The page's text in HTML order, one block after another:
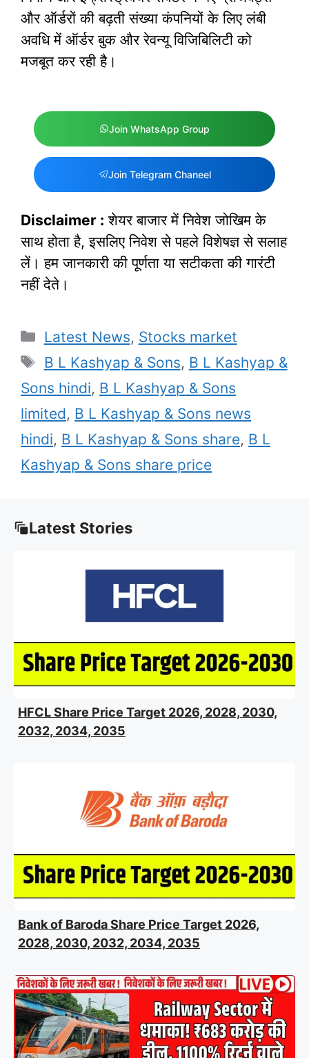
और ऑर्डरों की बढ़ती संख्या कंपनियों के लिए लंबी
अवधि में ऑर्डर बुक और रेवन्यू विजिबिलिटी को
मजबूत कर रही है।
Join WhatsApp Group
Join Telegram Chaneel
Disclaimer : शेयर बाजार में निवेश जोखिम के
साथ होता है, इसलिए निवेश से पहले विशेषज्ञ से सलाह
लें। हम जानकारी की पूर्णता या सटीकता की गारंटी
नहीं देते।
Categories
Latest News, Stocks market
Tags
B L Kashyap & Sons, B L Kashyap &
Sons hindi, B L Kashyap & Sons
limited, B L Kashyap & Sons news
hindi, B L Kashyap & Sons share, B L
Kashyap & Sons share price
Latest Stories
HFCL Share Price Target 2026, 2028, 2030,
2032, 2034, 2035
Bank of Baroda Share Price Target 2026,
2028, 2030, 2032, 2034, 2035